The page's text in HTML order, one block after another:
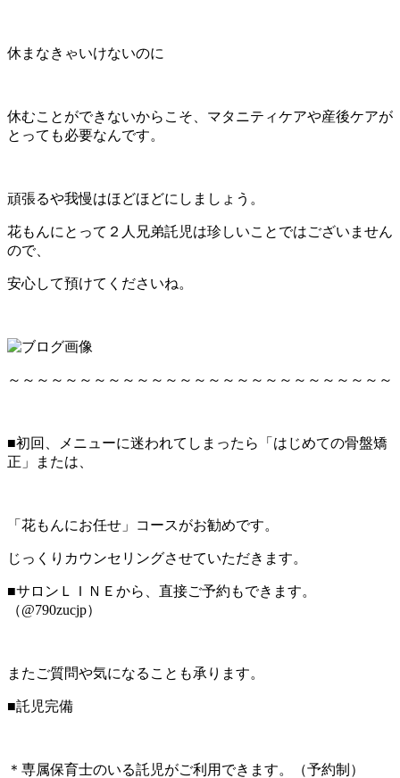
休まなきゃいけないのに
休むことができないからこそ、マタニティケアや産後ケアが
とっても必要なんです。
頑張るや我慢はほどほどにしましょう。
花もんにとって２人兄弟託児は珍しいことではございません
ので、
安心して預けてくださいね。
～～～～～～～～～～～～～～～～～～～～～～～～～～～
■初回、メニューに迷われてしまったら「はじめての骨盤矯
正」または、
「花もんにお任せ」コースがお勧めです。
じっくりカウンセリングさせていただきます。
■サロンＬＩＮＥから、直接ご予約もできます。
（@790zucjp）
またご質問や気になることも承ります。
■託児完備
＊専属保育士のいる託児がご利用できます。（予約制）